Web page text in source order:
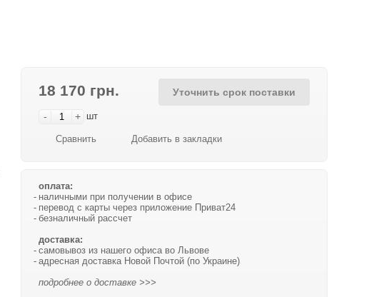
18 170 грн.
- + шт
Уточнить срок поставки
Сравнить Добавить в закладки
оплата:
наличными при получении в офисе
перевод с карты через приложение Приват24
безналичный рассчет
доставка:
самовывоз из нашего офиса во Львове
адресная доставка Новой Почтой (по Украине)
подробнее о доставке >>>